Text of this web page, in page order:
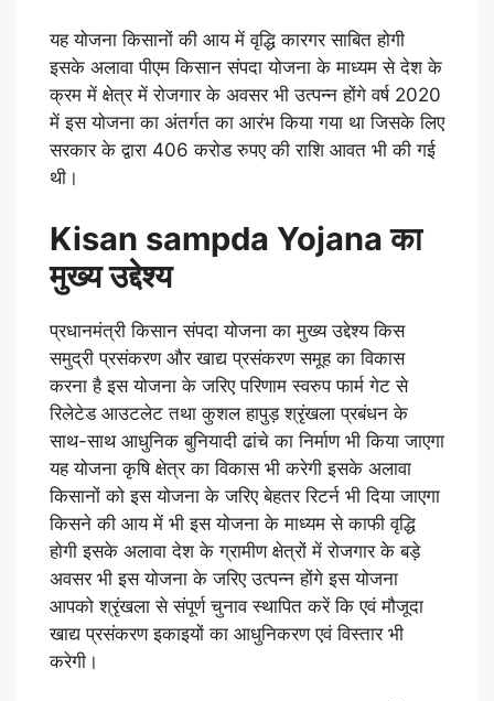
यह योजना किसानों की आय में वृद्धि कारगर साबित होगी
इसके अलावा पीएम किसान संपदा योजना के माध्यम से देश के
क्रम में क्षेत्र में रोजगार के अवसर भी उत्पन्न होंगे वर्ष 2020
में इस योजना का अंतर्गत का आरंभ किया गया था जिसके लिए
सरकार के द्वारा 406 करोड रुपए की राशि आवत भी की गई
थी।
Kisan sampda Yojana का
मुख्य उद्देश्य
प्रधानमंत्री किसान संपदा योजना का मुख्य उद्देश्य किस
समुद्री प्रसंकरण और खाद्य प्रसंकरण समूह का विकास
करना है इस योजना के जरिए परिणाम स्वरुप फार्म गेट से
रिलेटेड आउटलेट तथा कुशल हापुड़ श्रृंखला प्रबंधन के
साथ-साथ आधुनिक बुनियादी ढांचे का निर्माण भी किया जाएगा
यह योजना कृषि क्षेत्र का विकास भी करेगी इसके अलावा
किसानों को इस योजना के जरिए बेहतर रिटर्न भी दिया जाएगा
किसने की आय में भी इस योजना के माध्यम से काफी वृद्धि
होगी इसके अलावा देश के ग्रामीण क्षेत्रों में रोजगार के बड़े
अवसर भी इस योजना के जरिए उत्पन्न होंगे इस योजना
आपको श्रृंखला से संपूर्ण चुनाव स्थापित करें कि एवं मौजूदा
खाद्य प्रसंकरण इकाइयों का आधुनिकरण एवं विस्तार भी
करेगी।